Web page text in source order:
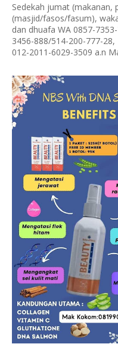
Sedekah jumat (makanan,
(masjid/fasos/fasum),
dan dhuafa WA 0857-
3456-888/514-200-777-
012-2011-6029-3509 a.n